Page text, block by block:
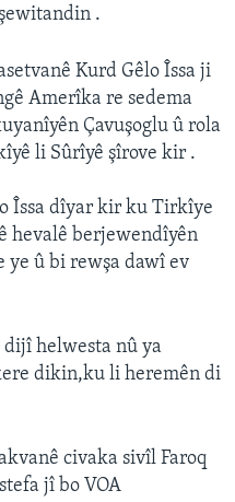
.
Kurd Gêlo Îssa ji
Amerîka re sedema
Çavuşoglu û rola
li Sûrîyê şîrove kir .
Îssa dîyar kir ku Tirkîye
hevalê berjewendîyên
ye û bi rewşa dawî ev
dijî helwesta nû ya
dikin,ku li heremên di
civaka sivîl Faroq
jî bo VOA